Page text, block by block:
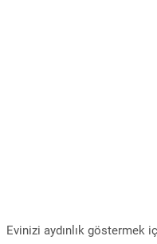
Evinizi aydınlık göstermek